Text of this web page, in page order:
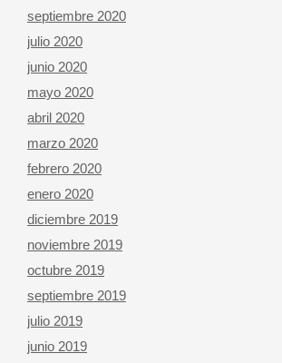
septiembre 2020
julio 2020
junio 2020
mayo 2020
abril 2020
marzo 2020
febrero 2020
enero 2020
diciembre 2019
noviembre 2019
octubre 2019
septiembre 2019
julio 2019
junio 2019